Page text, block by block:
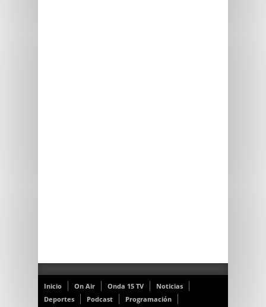
Inicio On Air Onda 15 TV
Noticias
Deportes
Podcast Programación